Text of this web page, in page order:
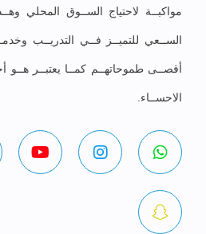
مواكبــة لاحتياج الســوق المحلي
الســعي للتميــز فــي التدريــب
أقصــى طموحاتهــم كمــا يعتبــر هــو
الاحســاء.